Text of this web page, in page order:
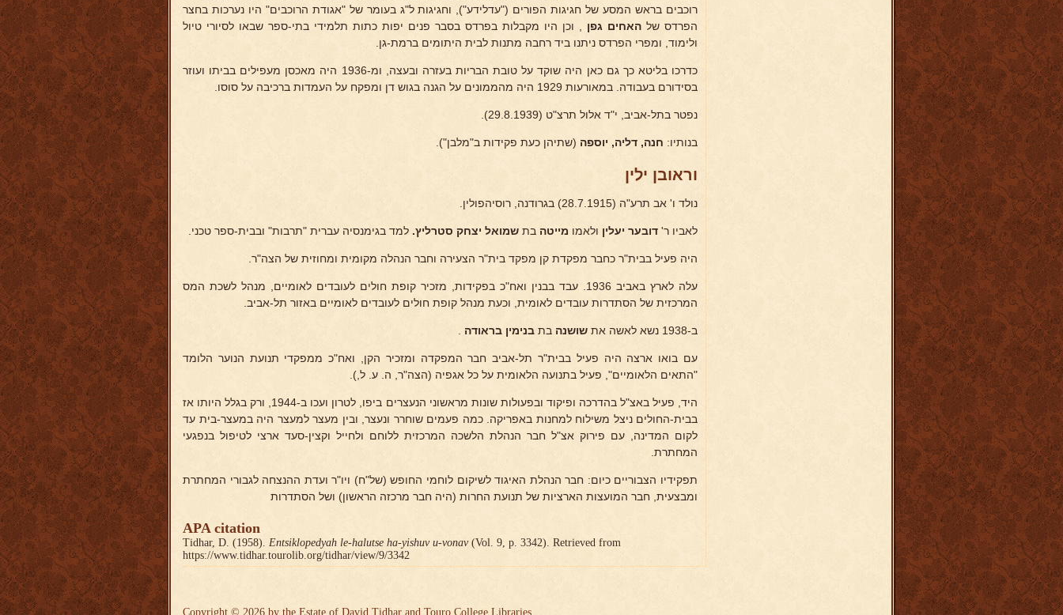
רוכבים בראש המסע של חגיגות הפורים ("עדלידע"), וחגיגות ל"ג בעומר של "אגודת הרוכבים" היו נערכות בחצר
הפרדס של האחים גפן , וכן היו מקבלות בפרדס בסבר פנים יפות כתות תלמידי בתי-ספר שבאו לסיורי טיול
ולימוד, ומפרי הפרדס ניתנו ביד רחבה מתנות לבית היתומים ברמת-גן.
כדרכו בליטא כך גם כאן היה שוקד על טובת הבריות בעזרה ובעצה, ומ-1936 היה מאכסן מעפילים בביתו ועוזר
בסידורם בעבודה. במאורעות 1929 היה מהממונים על הגנה בגוש דן ומפקח על העמדות ברכיבה על סוסו.
נפטר בתל-אביב, י"ד אלול תרצ"ט (29.8.1939).
בנותיו: חנה, דליה, יוספה (שתיהן כעת פקידות ב"מלבן").
וראובן ילין
נולד ו' אב תרע"ה (28.7.1915) בגרודנה, רוסיהפולין.
לאביו ר' דובער יעלין ולאמו מייטה בת שמואל יצחק סטרליץ. למד בגימנסיה עברית "תרבות" ובבית-ספר טכני.
היה פעיל בבית"ר כחבר מפקדת קן מפקד בית"ר הצעירה וחבר הנהלה מקומית ומחוזית של הצה"ר.
עלה לארץ באביב 1936. עבד בבנין ואח"כ בפקידות, מזכיר קופת חולים לעובדים לאומיים, מנהל לשכת המס
המרכזית של הסתדרות עובדים לאומית, וכעת מנהל קופת חולים לעובדים לאומיים באזור תל-אביב.
ב-1938 נשא לאשה את שושנה בת בנימין בראודה
עם בואו ארצה היה פעיל בבית"ר תל-אביב חבר המפקדה ומזכיר הקן, ואח"כ ממפקדי תנועת הנוער הלומד
"התאים הלאומיים", פעיל בתנועה הלאומית על כל אגפיה (הצה"ר, ה. ע. ל,).
היד, פעיל באצ"ל בהדרכה ופיקוד ובפעולות שונות מראשוני הנעצרים ביפו, לטרון ועכו ב-1944, ורק בגלל היותו אז
בבית-החולים ניצל משילוח למחנות באפריקה. כמה פעמים שוחרר ונעצר, ובין מעצר למעצר היה במעצר-בית עד
לקום המדינה, עם פירוק אצ"ל חבר הנהלת הלשכה המרכזית ללוחם ולחייל וקצין-סעד ארצי לטיפול בנפגעי
המחתרת.
תפקידיו הצבוריים כיום: חבר הנהלת האיגוד לשיקום לוחמי החופש (של"ח) ויו"ר ועדת ההנצחה לגבורי המחתרת
ומבצעית, חבר המועצות הארציות של תנועת החרות (היה חבר מרכזה הראשון) ושל הסתדרות
APA citation
Tidhar, D. (1958). Entsiklopedyah le-halutse ha-yishuv u-vonav(Vol. 9, p. 3342). Retrieved from
https://www.tidhar.tourolib.org/tidhar/view/9/3342
Copyright © 2026 by the Estate of David Tidhar and Touro College Libraries